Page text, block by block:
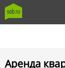
Аренда